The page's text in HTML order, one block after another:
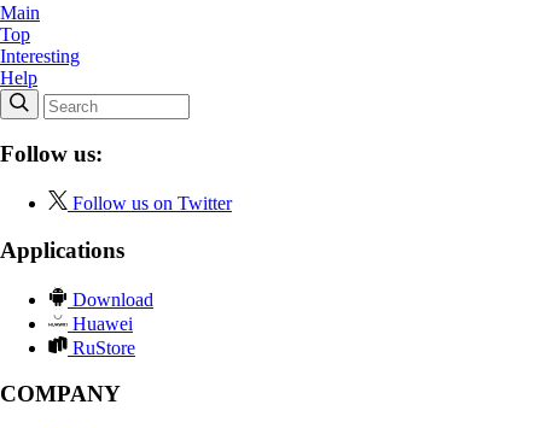
Main
Top
Interesting
Help
Follow us:
Follow us on Twitter
Applications
Download
Huawei
RuStore
COMPANY